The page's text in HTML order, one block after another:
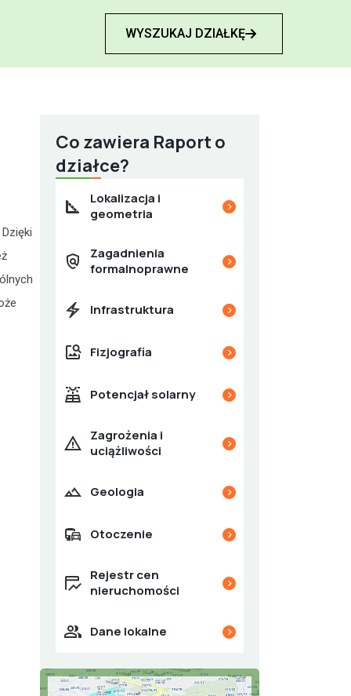
WYSZUKAJ DZIAŁKĘ
Co zawiera Raport o
działce?
Lokalizacja i
geometria

Zagadnienia
formalnoprawne

Infrastruktura 
Fizjografia 
Potencjał solarny 
Zagrożenia i
uciążliwości

Geologia 
Otoczenie 
Rejestr cen
nieruchomości

Dane lokalne 